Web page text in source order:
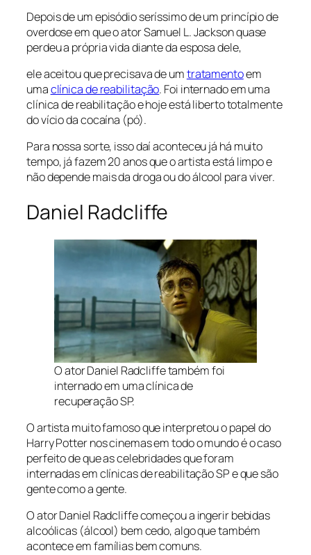
Depois de um episódio seríssimo de um princípio de
overdose em que o ator Samuel L. Jackson quase
perdeu a própria vida diante da esposa dele,
ele aceitou que precisava de umtratamentoem
umaclínica de reabilitação. Foi internado em uma
clínica de reabilitação e hoje está liberto totalmente
do vício da cocaína (pó).
Para nossa sorte, isso daí aconteceu já há muito
tempo, já fazem 20 anos que o artista está limpo e
não depende mais da droga ou do álcool para viver.
Daniel Radcliffe
O ator Daniel Radcliffe também foi
internado em uma clínica de
recuperação SP.
O artista muito famoso que interpretou o papel do
Harry Potter nos cinemas em todo o mundo é o caso
perfeito de que as celebridades que foram
internadas em clínicas de reabilitação SP e que são
gente como a gente.
O ator Daniel Radcliffe começou a ingerir bebidas
alcoólicas (álcool) bem cedo, algo que também
acontece em famílias bem comuns.